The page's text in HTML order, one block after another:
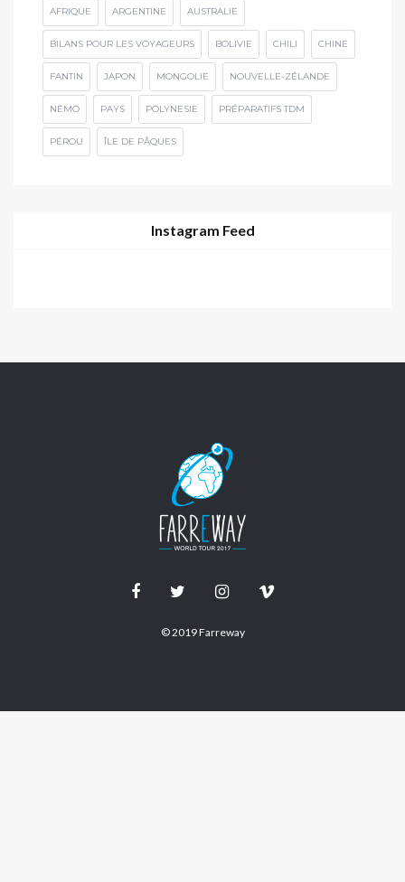
AFRIQUE ARGENTINE AUSTRALIE
BILANS POUR LES VOYAGEURS BOLIVIE CHILI CHINE
FANTIN JAPON MONGOLIE NOUVELLE-ZÉLANDE
NÉMO PAYS POLYNESIE PRÉPARATIFS TDM
PÉROU ÎLE DE PÂQUES
Instagram Feed
© 2019 Farreway